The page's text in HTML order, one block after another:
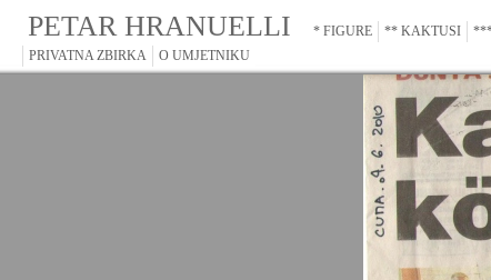
PETAR HRANUELLI * FIGURE ** KAKTUSI
PRIVATNA ZBIRKA
O UMJETNIKU